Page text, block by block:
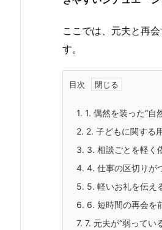
ここでは、元夫と再
す。
目次
1. 1. 偶然を装った“自
2. 2. 子どもに関する
3. 3. 相談ごとを軽く
4. 4. 仕事の区切りが
5. 5. 軽いお礼を伝え
6. 6. 短時間の再会を
7. 7. 元夫が“弱ってい